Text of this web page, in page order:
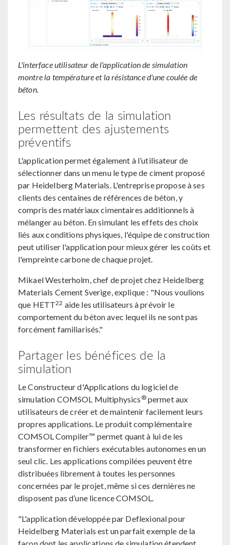
L'interface utilisateur de l'application de simulation
montre la température et la résistance d'une coulée de
béton.
Les résultats de la simulation
permettent des ajustements
préventifs
L'application permet également à l’utilisateur de
sélectionner dans un menu le type de ciment proposé
par Heidelberg Materials. L'entreprise propose à ses
clients des centaines de références de béton, y
compris des matériaux cimentaires additionnels à
mélanger au béton. En simulant les effets des choix
liés aux conditions physiques, l'équipe de construction
peut utiliser l'application pour mieux gérer les coûts et
l'empreinte carbone de chaque projet.
Mikael Westerholm, chef de projet chez Heidelberg
Materials Cement Sverige, explique : "Nous voulions
que HETT22 aide les utilisateurs à prévoir le
comportement du béton avec lequel ils ne sont pas
forcément familiarisés."
Partager les bénéfices de la
simulation
Le Constructeur d'Applications du logiciel de
simulation COMSOL Multiphysics ®permet aux
utilisateurs de créer et de maintenir facilement leurs
propres applications. Le produit complémentaire
COMSOL Compiler™ permet quant à lui de les
transformer en fichiers exécutables autonomes en un
seul clic. Les applications compilées peuvent être
distribuées librement à toutes les personnes
concernées par le projet, même si ces dernières ne
disposent pas d’une licence COMSOL.
"L'application développée par Deflexional pour
Heidelberg Materials est un parfait exemple de la
façon dont les applications de simulation étendent